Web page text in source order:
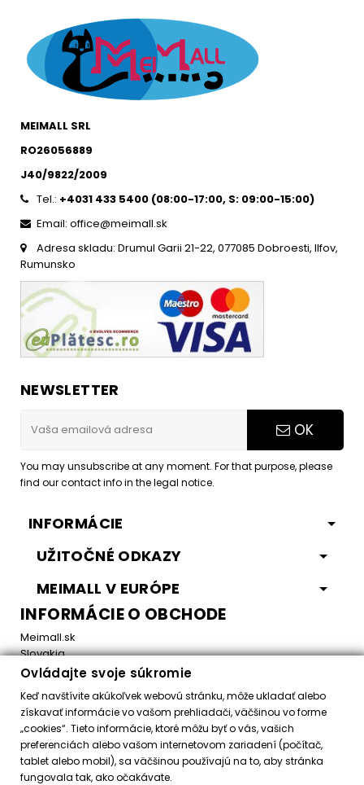
MEIMALL SRL
RO26056889
J40/9822/2009
Tel.: +4031 433 5400 (08:00-17:00, S: 09:00-15:00)
Email: office@meimall.sk
Adresa skladu: Drumul Garii 21-22, 077085 Dobroesti, Ilfov,
Rumunsko
NEWSLETTER
OK
You may unsubscribe at any moment. For that purpose, please
find our contact info in the legal notice.
INFORMÁCIE
UŽITOČNÉ ODKAZY
MEIMALL V EURÓPE
INFORMÁCIE O OBCHODE
Meimall.sk
Slovakia
Email:office@meimall.sk
Control your Privacy
Ovládajte svoje súkromie
Keď navštívite akúkoľvek webovú stránku, môže ukladať alebo
získavať informácie vo vašom prehliadači, väčšinou vo forme
„cookies“. Tieto informácie, ktoré môžu byť o vás, vašich
preferenciách alebo vašom internetovom zariadení (počítač,
tablet alebo mobil), sa väčšinou používajú na to, aby stránka
fungovala tak, ako očakávate.